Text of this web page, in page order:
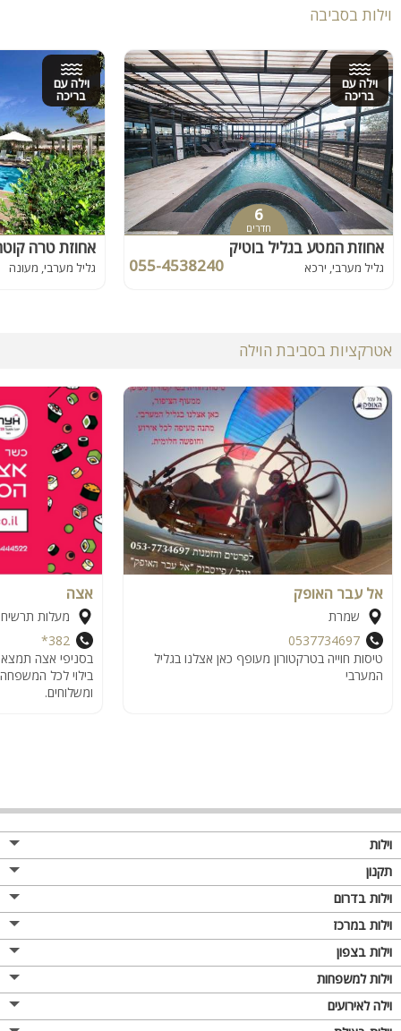
וילות בסביבה
וילה עם
בריכה
6
חדרים
אחוזת המטע בגליל בוטיק
גליל מערבי, ירכא 055-4538240
וילה עם
בריכה
אחוזת טרה
גליל מערבי, מעונה
אטרקציות בסביבת הוילה
אל עבר האופק
שמרת
0537734697
טיסות חוייה בטרקטורון מעופף כאן אצלנו בגליל
המערבי
אצה
מעלות
382*
בסניפי אצה
ומשלוחים.
וילות
תקנון
וילות בדרום
וילות במרכז
וילות בצפון
וילות למשפחות
וילה לאירועים